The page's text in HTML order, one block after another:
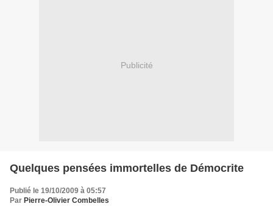
Publicité
Quelques pensées immortelles de Démocrite
Publié le 19/10/2009 à 05:57
Par Pierre-Olivier Combelles